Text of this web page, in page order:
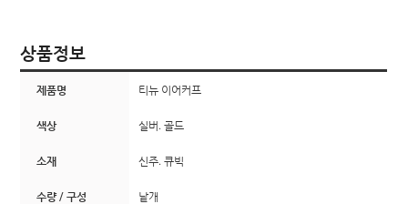
상품정보
제품명 티뉴 이어커프
색상 실버. 골드
소재 신주. 큐빅
수량 / 구성 낱개